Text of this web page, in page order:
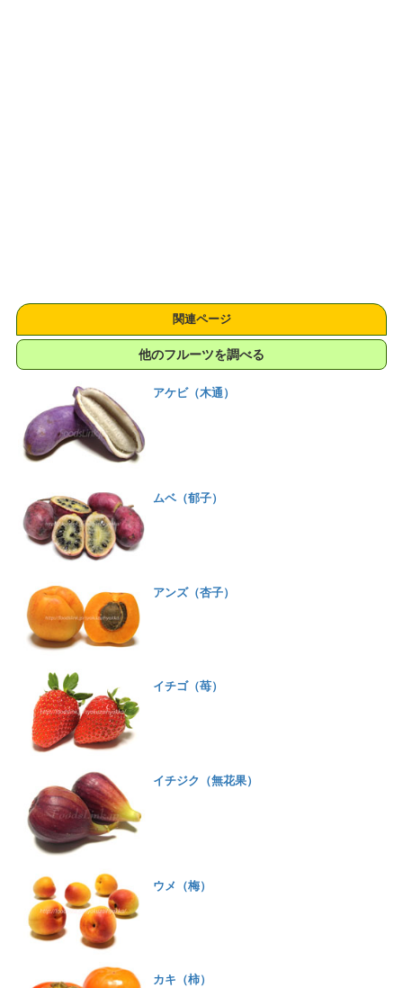
関連ページ
他のフルーツを調べる
アケビ（木通）
ムベ（郁子）
アンズ（杏子）
イチゴ（苺）
イチジク（無花果）
ウメ（梅）
カキ（柿）